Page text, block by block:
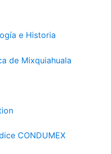
e Historia
de Mixquiahuala
CONDUMEX